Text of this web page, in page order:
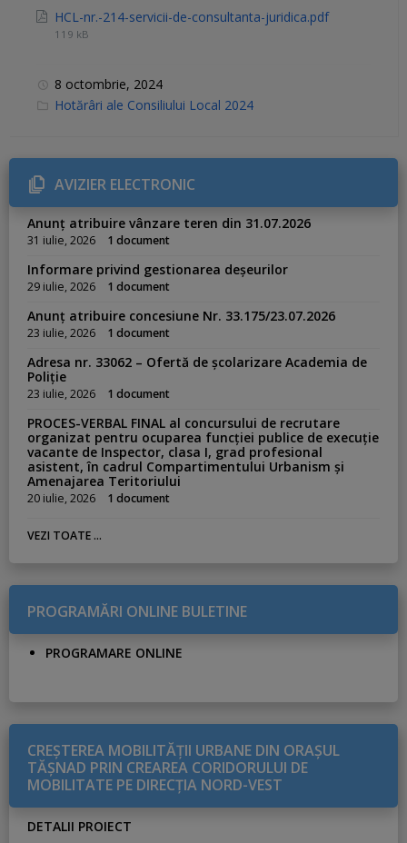
HCL-nr.-214-servicii-de-consultanta-juridica.pdf
119 kB
8 octombrie, 2024
C
r
i
e
s
Hotărâri ale Consiliului Local 2024
AVIZIER ELECTRONIC
Anunț atribuire vânzare teren din 31.07.2026
31 iulie, 2026 1 document
Informare privind gestionarea deșeurilor
29 iulie, 2026 1 document
Anunț atribuire concesiune Nr. 33.175/23.07.2026
23 iulie, 2026 1 document
Adresa nr. 33062 – Ofertă de școlarizare Academia de
Poliție
23 iulie, 2026 1 document
PROCES-VERBAL FINAL al concursului de recrutare
organizat pentru ocuparea funcției publice de execuție
vacante de Inspector, clasa I, grad profesional
asistent, în cadrul Compartimentului Urbanism și
Amenajarea Teritoriului
20 iulie, 2026 1 document
VEZI TOATE ...
PROGRAMĂRI ONLINE BULETINE
PROGRAMARE ONLINE
CREŞTEREA MOBILITĂŢII URBANE DIN ORAŞUL
TĂŞNAD PRIN CREAREA CORIDORULUI DE
MOBILITATE PE DIRECŢIA NORD-VEST
DETALII PROIECT